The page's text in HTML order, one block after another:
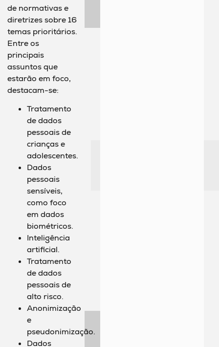
de normativas e
diretrizes sobre 16
temas prioritários.
Entre os
principais
assuntos que
estarão em foco,
destacam-se:
Tratamento
de dados
pessoais de
crianças e
adolescentes.
Dados
pessoais
sensíveis,
como foco
em dados
biométricos.
Inteligência
artificial.
Tratamento
de dados
pessoais de
alto risco.
Anonimização
e
pseudonimização.
Dados